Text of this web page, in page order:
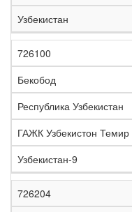
Узбекистан
726100
Бекобод
Республика Узбекистан
ГАЖК Узбекистон
Узбекистан-9
726204